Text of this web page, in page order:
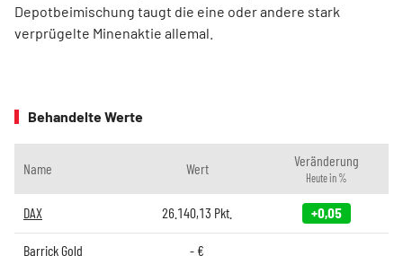
Depotbeimischung taugt die eine oder andere stark
verprügelte Minenaktie allemal.
Behandelte Werte
Name Wert Veränderung
Heute in %
DAX 26.140,13 Pkt. +0,05
Barrick Gold - €